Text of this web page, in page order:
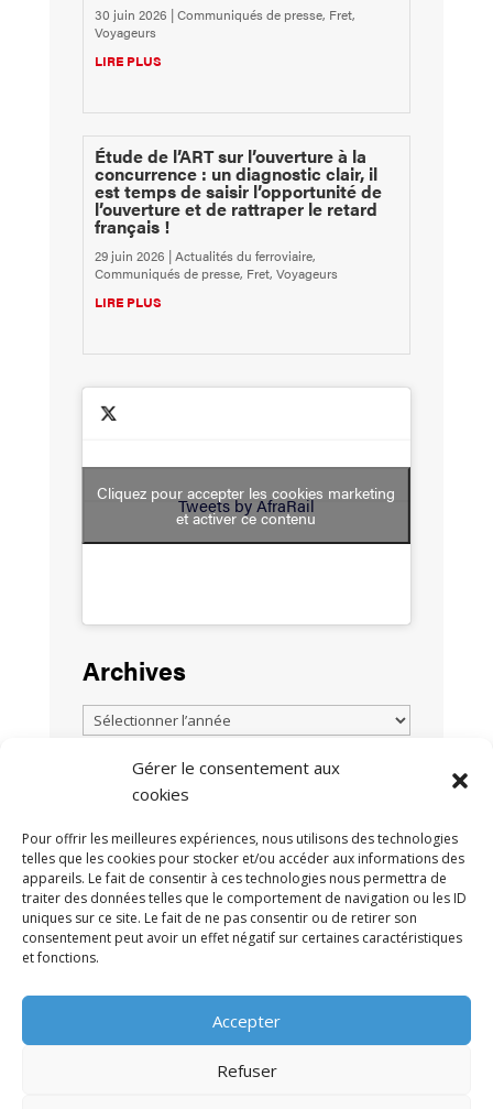
Gérer le consentement aux
cookies
Pour offrir les meilleures expériences, nous utilisons des technologies
telles que les cookies pour stocker et/ou accéder aux informations des
appareils. Le fait de consentir à ces technologies nous permettra de
traiter des données telles que le comportement de navigation ou les ID
uniques sur ce site. Le fait de ne pas consentir ou de retirer son
consentement peut avoir un effet négatif sur certaines caractéristiques
et fonctions.
Accepter
Refuser
30 juin 2026 |Communiqués de presse, Fret,
Voyageurs
LIRE PLUS
Étude de l’ART sur l’ouverture à la
concurrence : un diagnostic clair, il
est temps de saisir l’opportunité de
l’ouverture et de rattraper le retard
français !
29 juin 2026 |Actualités du ferroviaire,
Communiqués de presse, Fret, Voyageurs
LIRE PLUS
Tweets by AfraRail
Cliquez pour accepter les cookies marketing
et activer ce contenu
Archives
TOUTES LES ACTUALITÉS
MENTIONS LÉGALES•POLITIQUE DE
CONFIDENTIALITÉ•